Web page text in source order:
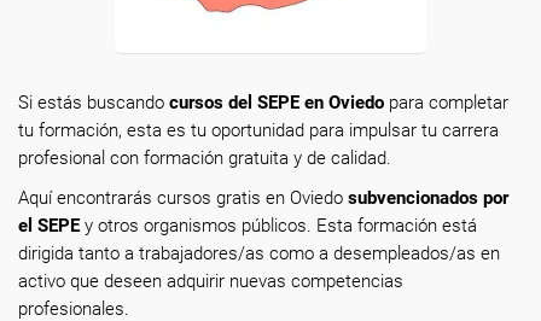
Si estás buscando cursos del SEPE en Oviedo para completar
tu formación, esta es tu oportunidad para impulsar tu carrera
profesional con formación gratuita y de calidad.
Aquí encontrarás cursos gratis en Oviedo subvencionados por
el SEPEy otros organismos públicos. Esta formación está
dirigida tanto a trabajadores/as como a desempleados/as en
activo que deseen adquirir nuevas competencias
profesionales.